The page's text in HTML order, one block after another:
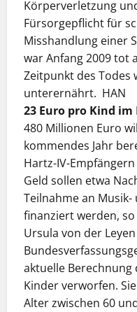
Körperverletzung
Fürsorgepflicht für
Misshandlung einer
war Anfang 2009 tot
Zeitpunkt des Todes
unterernährt. HAN
23 Euro pro Kind
480 Millionen Euro
kommendes Jahr
Hartz-IV-
Geld sollen etwa
Teilnahme an
finanziert werden,
Ursula von der Leyen
aktuelle Berechnung
Kinder verworfen.
Alter zwischen 60